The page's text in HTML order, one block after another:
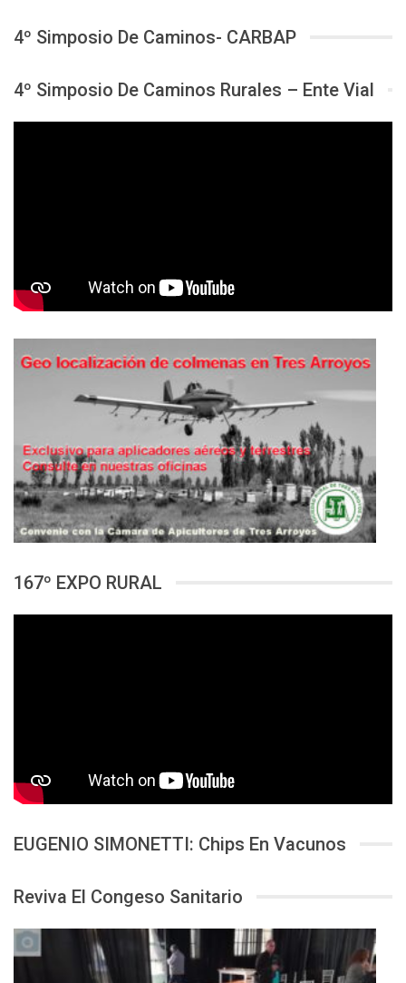
4º Simposio De Caminos- CARBAP
4º Simposio De Caminos Rurales – Ente Vial
167º EXPO RURAL
EUGENIO SIMONETTI: Chips En Vacunos
Reviva El Congeso Sanitario